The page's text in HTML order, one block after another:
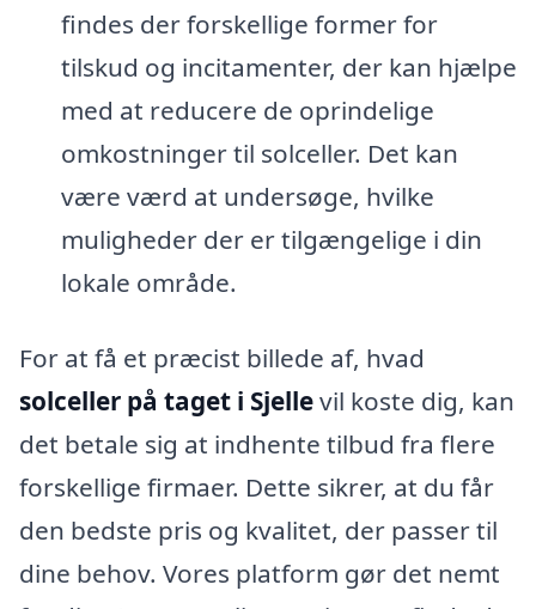
findes der forskellige former for
tilskud og incitamenter, der kan hjælpe
med at reducere de oprindelige
omkostninger til solceller. Det kan
være værd at undersøge, hvilke
muligheder der er tilgængelige i din
lokale område.
For at få et præcist billede af, hvad
solceller på taget i Sjellevil koste dig, kan
det betale sig at indhente tilbud fra flere
forskellige firmaer. Dette sikrer, at du får
den bedste pris og kvalitet, der passer til
dine behov. Vores platform gør det nemt